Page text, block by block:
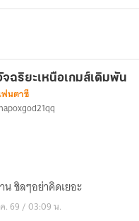
จฉริยะเหนือเกมส์เดิมพัน
นตาซี
น ชิลๆอย่าคิดเยอะ
. 69 / 03:09 น.